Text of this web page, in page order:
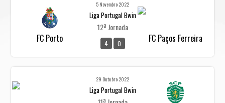
FC Porto
5 Novembro 2022
Liga Portugal Bwin
12ª Jornada
4 0 FC Paços Ferreira
29 Outubro 2022
Liga Portugal Bwin